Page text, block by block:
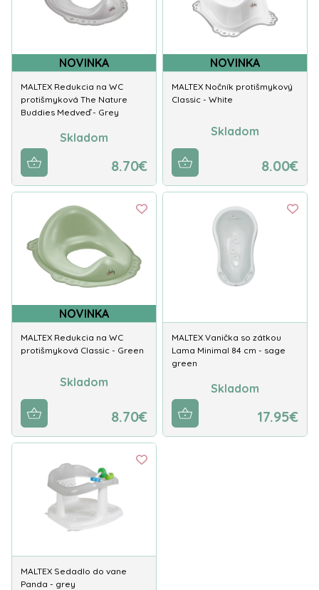
NOVINKA
MALTEX Redukcia na WC
protišmyková The Nature
Buddies Medveď - Grey
Skladom
8.70€
NOVINKA
MALTEX Nočník protišmykový
Classic - White
Skladom
8.00€
NOVINKA
MALTEX Redukcia na WC
protišmyková Classic - Green
Skladom
8.70€
MALTEX Vanička so zátkou
Lama Minimal 84 cm - sage
green
Skladom
17.95€
MALTEX Sedadlo do vane
Panda - grey